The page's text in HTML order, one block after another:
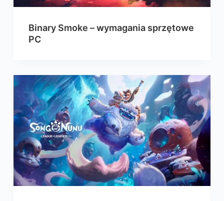
Binary Smoke – wymagania sprzętowe
PC